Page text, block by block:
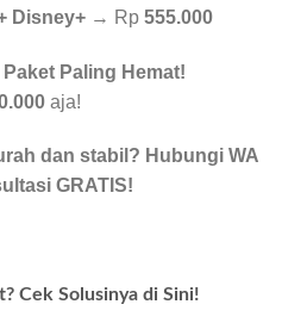
Disney+ → Rp 555.000
Paling Hemat!
aja!
dan stabil? Hubungi WA
GRATIS!
Cek Solusinya di Sini!